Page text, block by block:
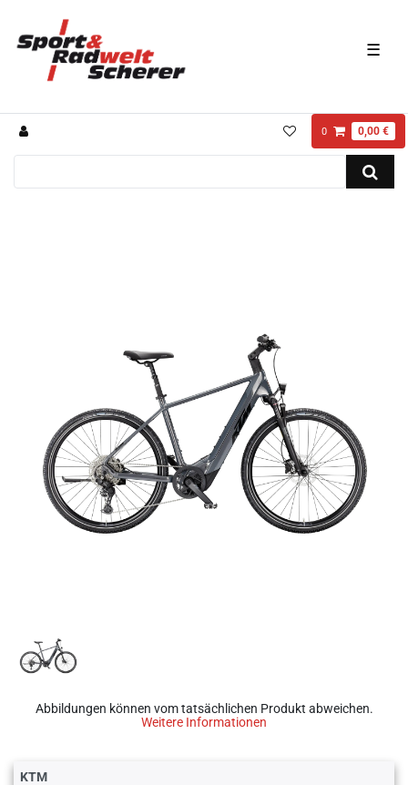
☰
0 0,00 €
Abbildungen können vom tatsächlichen Produkt abweichen.
Weitere Informationen
KTM